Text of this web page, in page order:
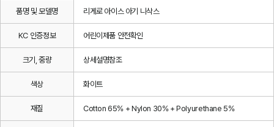
품명 및 모델명 리게로 아이스 아기 니삭스
KC 인증정보 어린이제품 안전확인
크기, 중량 상세설명참조
색상 화이트
재질 Cotton 65% + Nylon 30% + Polyurethane 5%